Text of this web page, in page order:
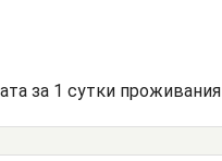
за 1 сутки проживания